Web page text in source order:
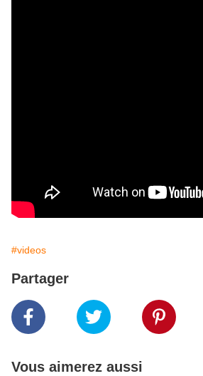
#videos
Partager
Vous aimerez aussi